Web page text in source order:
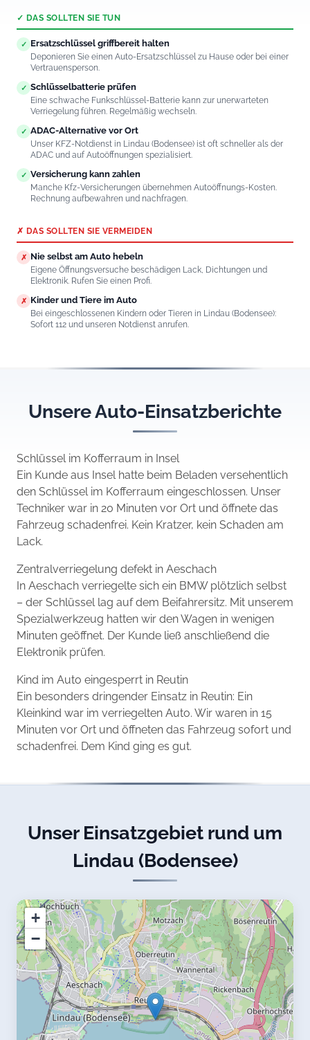
✓ DAS SOLLTEN SIE TUN
✓ Ersatzschlüssel griffbereit halten
Deponieren Sie einen Auto-Ersatzschlüssel zu Hause oder bei einer
Vertrauensperson.
✓ Schlüsselbatterie prüfen
Eine schwache Funkschlüssel-Batterie kann zur unerwarteten
Verriegelung führen. Regelmäßig wechseln.
✓ ADAC-Alternative vor Ort
Unser KFZ-Notdienst in Lindau (Bodensee) ist oft schneller als der
ADAC und auf Autoöffnungen spezialisiert.
✓ Versicherung kann zahlen
Manche Kfz-Versicherungen übernehmen Autoöffnungs-Kosten.
Rechnung aufbewahren und nachfragen.
✗ DAS SOLLTEN SIE VERMEIDEN
✗ Nie selbst am Auto hebeln
Eigene Öffnungsversuche beschädigen Lack, Dichtungen und
Elektronik. Rufen Sie einen Profi.
✗ Kinder und Tiere im Auto
Bei eingeschlossenen Kindern oder Tieren in Lindau (Bodensee):
Sofort 112 und unseren Notdienst anrufen.
Unsere Auto-Einsatzberichte
Schlüssel im Kofferraum in Insel
Ein Kunde aus Insel hatte beim Beladen versehentlich
den Schlüssel im Kofferraum eingeschlossen. Unser
Techniker war in 20 Minuten vor Ort und öffnete das
Fahrzeug schadenfrei. Kein Kratzer, kein Schaden am
Lack.
Zentralverriegelung defekt in Aeschach
In Aeschach verriegelte sich ein BMW plötzlich selbst
– der Schlüssel lag auf dem Beifahrersitz. Mit unserem
Spezialwerkzeug hatten wir den Wagen in wenigen
Minuten geöffnet. Der Kunde ließ anschließend die
Elektronik prüfen.
Kind im Auto eingesperrt in Reutin
Ein besonders dringender Einsatz in Reutin: Ein
Kleinkind war im verriegelten Auto. Wir waren in 15
Minuten vor Ort und öffneten das Fahrzeug sofort und
schadenfrei. Dem Kind ging es gut.
Unser Einsatzgebiet rund um
Lindau (Bodensee)
+
−